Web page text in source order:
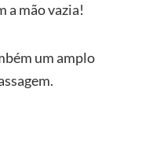
a mão vazia!
um amplo